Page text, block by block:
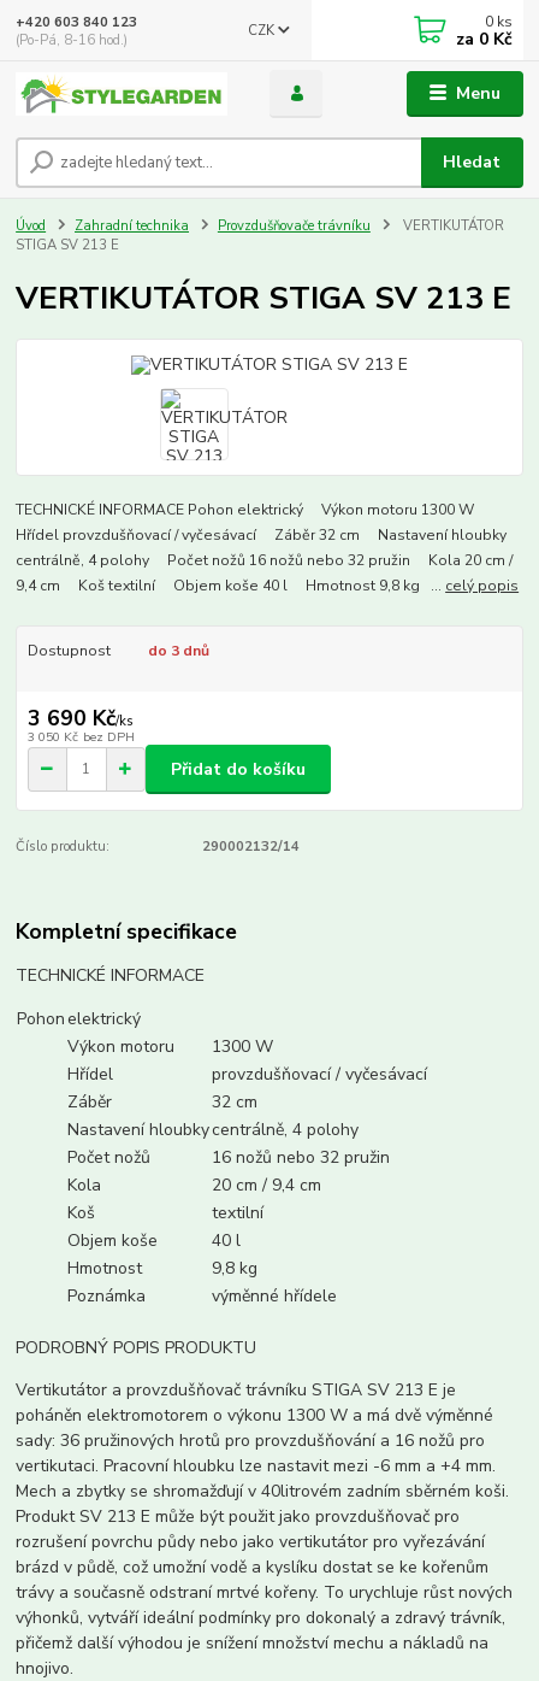
Menu
CZK
Hledat
+420 603 840 123
(Po-Pá, 8-16 hod.)
0 ks
za 0 Kč
Úvod Zahradní technika Provzdušňovače trávníku
VERTIKUTÁTOR
STIGA SV 213 E
VERTIKUTÁTOR STIGA SV 213 E
TECHNICKÉ INFORMACE Pohon elektrický Výkon motoru 1300 W
Hřídel provzdušňovací / vyčesávací Záběr 32 cm Nastavení hloubky
centrálně, 4 polohy Počet nožů 16 nožů nebo 32 pružin Kola 20 cm /
9,4 cm Koš textilní Objem koše 40 l Hmotnost 9,8 kg ... celý popis
Dostupnost do 3 dnů
3 690 Kč/ks
3 050 Kč bez DPH
Přidat do košíku
Číslo produktu: 290002132/14
Kompletní specifikace
TECHNICKÉ INFORMACE
Pohonelektrický
Výkon motoru
1300 W
Hřídel
provzdušňovací / vyčesávací
Záběr
32 cm
Nastavení hloubkycentrálně, 4 polohy
Počet nožů
16 nožů nebo 32 pružin
Kola
20 cm / 9,4 cm
Koš
textilní
Objem koše
40 l
Hmotnost
9,8 kg
Poznámka
výměnné hřídele
PODROBNÝ POPIS PRODUKTU
Vertikutátor a provzdušňovač trávníku STIGA SV 213 E je
poháněn elektromotorem o výkonu 1300 W a má dvě výměnné
sady: 36 pružinových hrotů pro provzdušňování a 16 nožů pro
vertikutaci. Pracovní hloubku lze nastavit mezi -6 mm a +4 mm.
Mech a zbytky se shromažďují v 40litrovém zadním sběrném koši.
Produkt SV 213 E může být použit jako provzdušňovač pro
rozrušení povrchu půdy nebo jako vertikutátor pro vyřezávání
brázd v půdě, což umožní vodě a kyslíku dostat se ke kořenům
trávy a současně odstraní mrtvé kořeny. To urychluje růst nových
výhonků, vytváří ideální podmínky pro dokonalý a zdravý trávník,
přičemž další výhodou je snížení množství mechu a nákladů na
hnojivo.